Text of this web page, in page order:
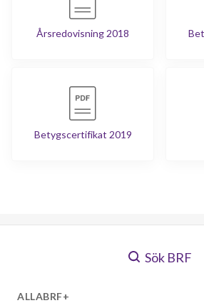
Årsredovisning 2018
Betygscertifikat 2019
Sök BRF
ALLABRF+